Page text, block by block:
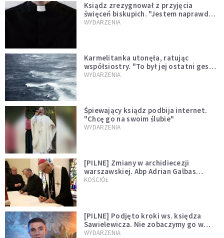
Ksiądz zrezygnował z przyjęcia
święceń biskupich. "Jestem naprawdę
niegodny"
WYDARZENIA
Karmelitanka utonęła, ratując
współsiostry. "To był jej ostatni gest
miłości"
WYDARZENIA
Śpiewający ksiądz podbija internet.
"Chcę go na swoim ślubie"
WYDARZENIA
[PILNE] Zmiany w archidiecezji
warszawskiej. Abp Adrian Galbas
wręczył dekrety nowym proboszczom
KOŚCIÓŁ
[PILNE] Podjęto kroki ws. księdza
Sawielewicza. Nie zobaczymy go w
mediach
WYDARZENIA